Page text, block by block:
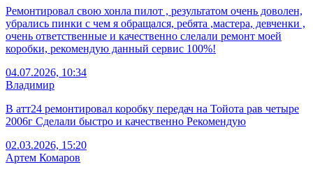
Ремонтировал свою хонла пилот , результатом очень доволен,
убрались пинки с чем я обращался, ребята ,мастера, девченки ,
очень ответственные и качественно слелали ремонт моей
коробки, рекомендую данный сервис 100%!
04.07.2026, 10:34
Владимир
В атт24 ремонтировал коробку передач на Тойота рав четыре
2006г Сделали быстро и качественно Рекомендую
02.03.2026, 15:20
Артем Комаров